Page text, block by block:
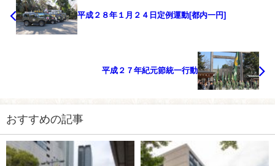
平成２８年１月２４日定例運動[都内一円]
平成２７年紀元節統一行動
おすすめの記事